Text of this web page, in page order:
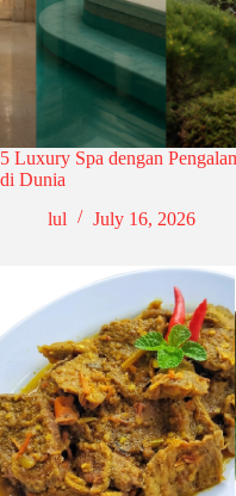
5 Luxury Spa dengan
di Dunia
lul
July 16, 2026